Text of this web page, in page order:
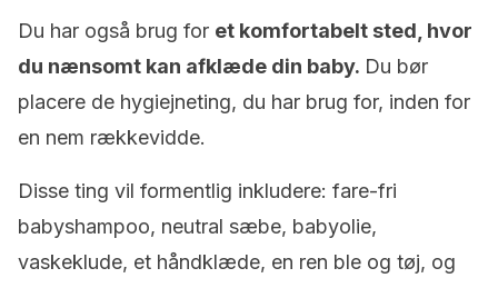
Du har også brug for et komfortabelt sted, hvor
du nænsomt kan afklæde din baby. Du bør
placere de hygiejneting, du har brug for, inden for
en nem rækkevidde.
Disse ting vil formentlig inkludere: fare-fri
babyshampoo, neutral sæbe, babyolie,
vaskeklude, et håndklæde, en ren ble og tøj, og